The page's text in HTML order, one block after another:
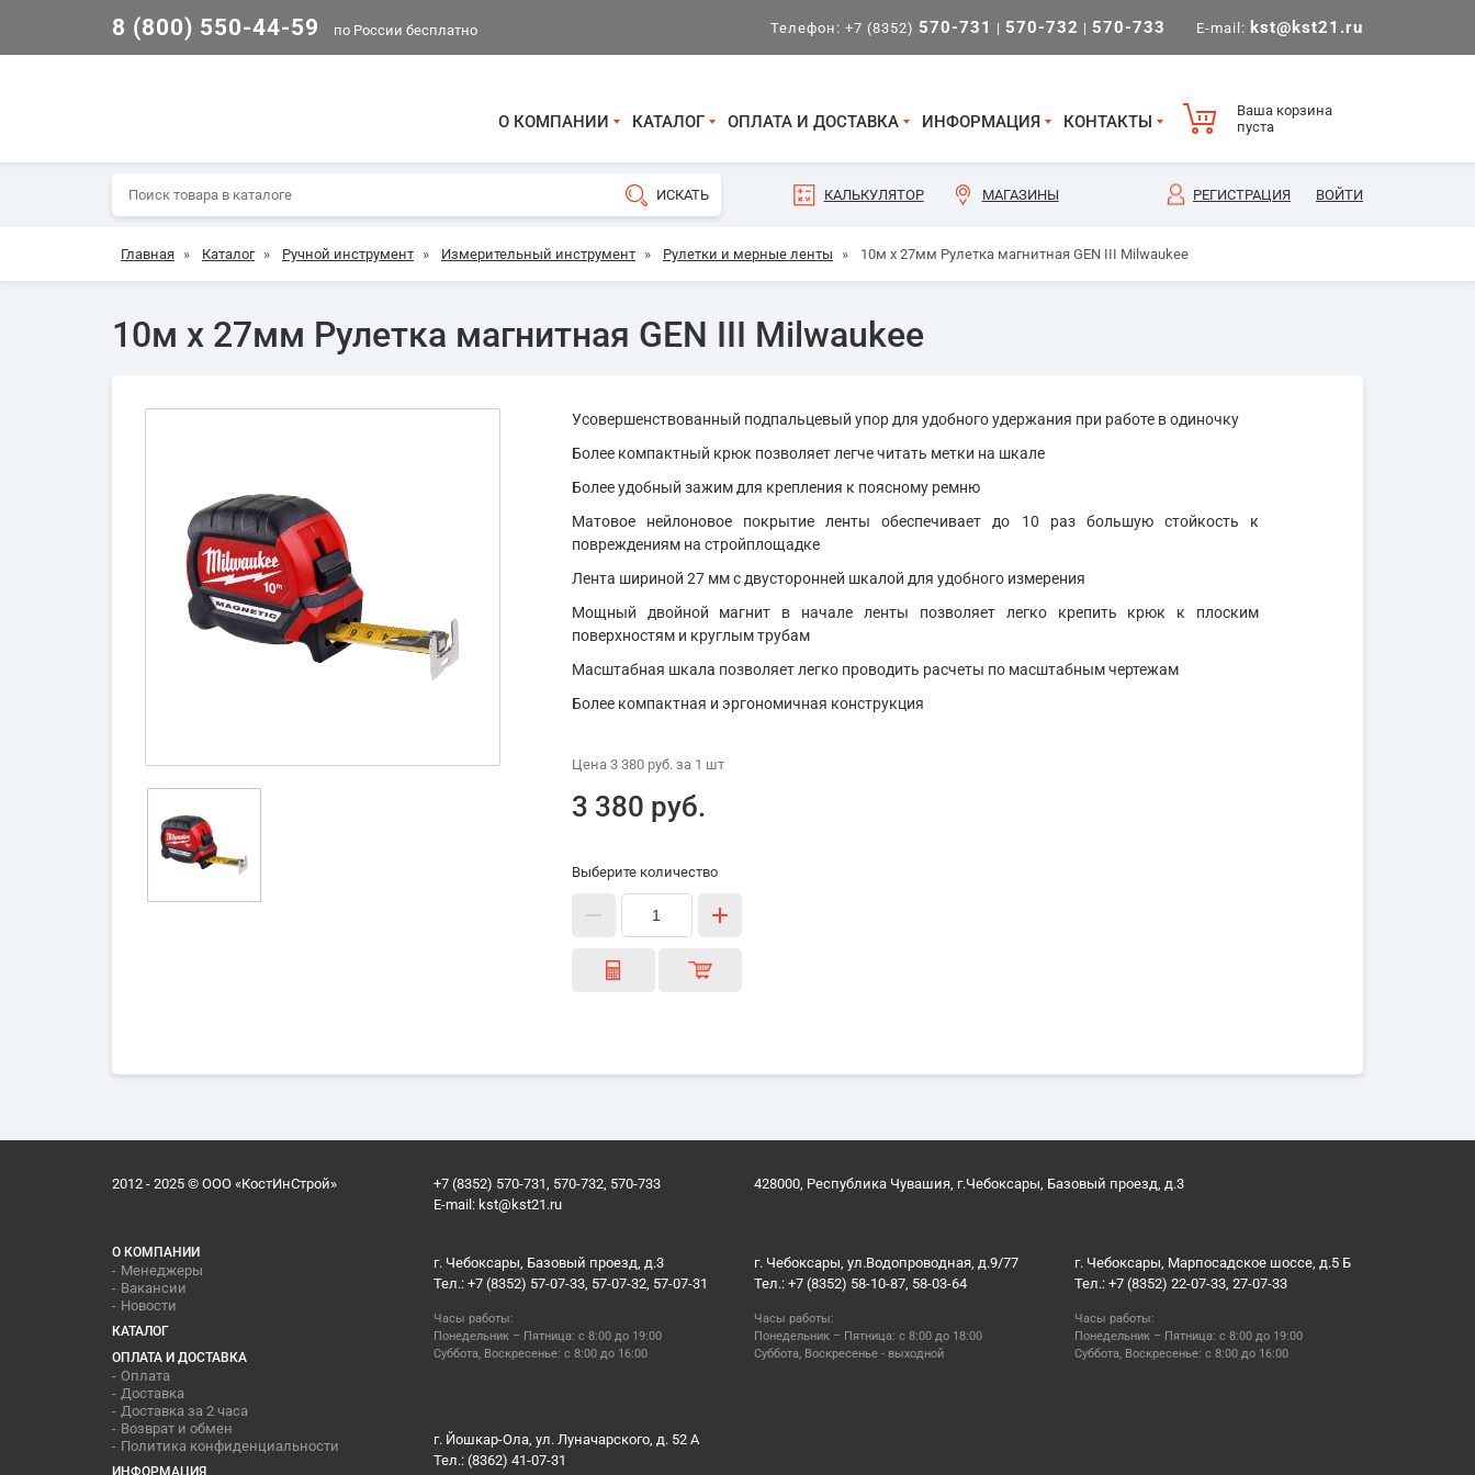
8 (800) 550-44-59 по России бесплатно Телефон: +7 (8352) 570-731 | 570-732 | 570-733 E-mail: kst@kst21.ru
О КОМПАНИИ КАТАЛОГ ОПЛАТА И ДОСТАВКА ИНФОРМАЦИЯ КОНТАКТЫ
Ваша корзина
пуста
КАЛЬКУЛЯТОР МАГАЗИНЫ РЕГИСТРАЦИЯ ВОЙТИ
Главная » Каталог » Ручной инструмент » Измерительный инструмент » Рулетки и мерные ленты » 10м х 27мм Рулетка магнитная GEN III Milwaukee
10м х 27мм Рулетка магнитная GEN III Milwaukee
Усовершенствованный подпальцевый упор для удобного удержания при работе в одиночку
Более компактный крюк позволяет легче читать метки на шкале
Более удобный зажим для крепления к поясному ремню
Матовое нейлоновое покрытие ленты обеспечивает до 10 раз большую стойкость к
повреждениям на стройплощадке
Лента шириной 27 мм с двусторонней шкалой для удобного измерения
Мощный двойной магнит в начале ленты позволяет легко крепить крюк к плоским
поверхностям и круглым трубам
Масштабная шкала позволяет легко проводить расчеты по масштабным чертежам
Более компактная и эргономичная конструкция
Цена 3 380 руб.за 1 шт
3 380 руб.
Выберите количество
2012 - 2025 © ООО «КостИнСтрой»
+7 (8352) 570-731, 570-732, 570-733
E-mail: kst@kst21.ru
428000, Республика Чувашия, г.Чебоксары, Базовый проезд, д.3
О КОМПАНИИ
Менеджеры
Вакансии
Новости
КАТАЛОГ
ОПЛАТА И ДОСТАВКА
Оплата
Доставка
Доставка за 2 часа
Возврат и обмен
Политика конфиденциальности
ИНФОРМАЦИЯ
г. Чебоксары, Базовый проезд, д.3
Тел.: +7 (8352) 57-07-33, 57-07-32, 57-07-31
Часы работы:
Понедельник – Пятница: с 8:00 до 19:00
Суббота, Воскресенье: с 8:00 до 16:00
г. Чебоксары, ул.Водопроводная, д.9/77
Тел.: +7 (8352) 58-10-87, 58-03-64
Часы работы:
Понедельник – Пятница: с 8:00 до 18:00
Суббота, Воскресенье - выходной
г. Чебоксары, Марпосадское шоссе, д.5 Б
Тел.: +7 (8352) 22-07-33, 27-07-33
Часы работы:
Понедельник – Пятница: с 8:00 до 19:00
Суббота, Воскресенье: с 8:00 до 16:00
г. Йошкар-Ола, ул. Луначарского, д. 52 А
Тел.: (8362) 41-07-31